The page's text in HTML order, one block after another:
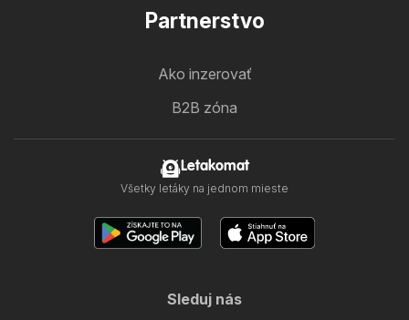
Partnerstvo
Ako inzerovať
B2B zóna
Letakomat
Všetky letáky na jednom mieste
Sleduj nás